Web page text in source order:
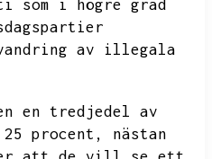
som i högre grad
av illegala
en tredjedel av
25 procent,
nästan